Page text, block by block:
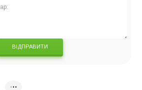
ВІДПРАВИТИ